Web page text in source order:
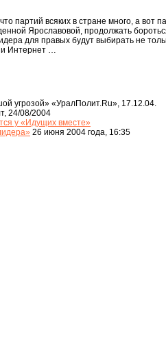
партий всяких в стране много, а вот
Ярославовой, продолжать
для правых будут выбирать не
и Интернет …
угрозой» «УралПолит.Ru», 17.12.04.
24/08/2004
у «Идущих вместе»
26 июня 2004 года, 16:35